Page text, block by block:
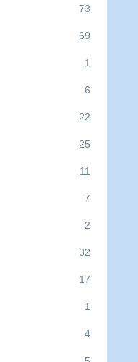
73
69
1
6
22
25
11
7
2
32
17
1
4